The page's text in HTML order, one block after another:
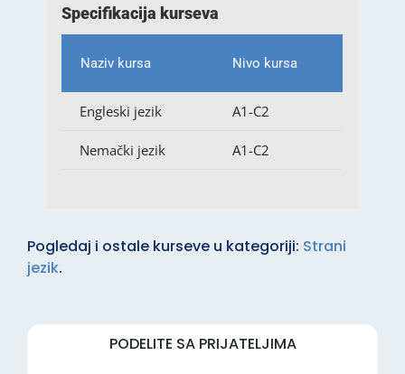
Specifikacija kurseva
Naziv kursa Nivo kursa
Engleski jezik A1-C2
Nemački jezik A1-C2
Pogledaj i ostale kurseve u kategoriji: Strani
jezik.
PODELITE SA PRIJATELJIMA